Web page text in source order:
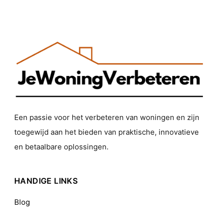
Een passie voor het verbeteren van woningen en zijn
toegewijd aan het bieden van praktische, innovatieve
en betaalbare oplossingen.
HANDIGE LINKS
Blog